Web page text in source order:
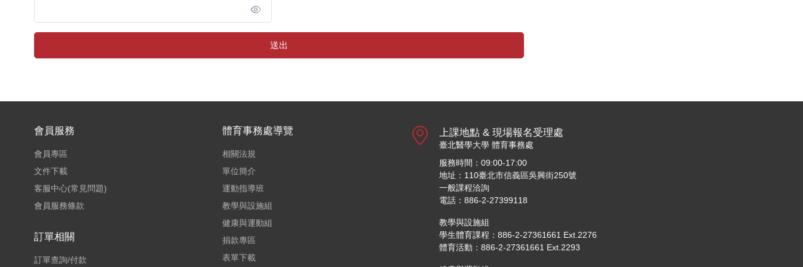
送出
會員服務
會員專區
文件下載
客服中心(常見問題)
會員服務條款
訂單相關
訂單查詢/付款
體育事務處導覽
相關法規
單位簡介
運動指導班
教學與設施組
健康與運動組
捐款專區
表單下載
上課地點 & 現場報名受理處
臺北醫學大學 體育事務處
服務時間：09:00-17:00
地址：110臺北市信義區吳興街250號
一般課程洽詢
電話：886-2-27399118
教學與設施組
學生體育課程：886-2-27361661 Ext.2276
體育活動：886-2-27361661 Ext.2293